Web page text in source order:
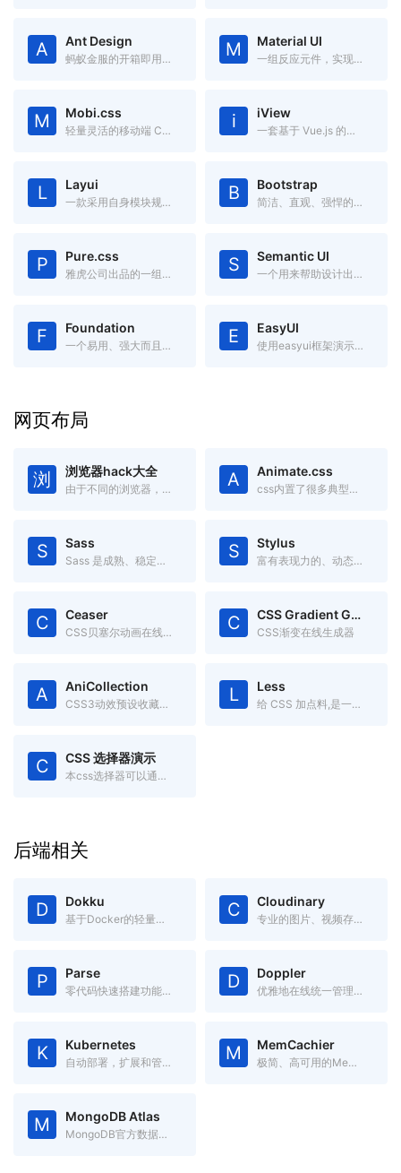
A Ant Design
蚂蚁金服的开箱即用的中台前端/设计解决方案 M Material UI
一组反应元件，实现谷歌的材料设计
M Mobi.css
轻量灵活的移动端 CSS 框架 i iView
一套基于 Vue.js 的高质量 UI 组件库
L Layui
一款采用自身模块规范编写的前端 UI 框架，遵循原生 HTML/CSS/JS 的书写与组织形式，门槛极低，拿来即用 B Bootstrap
简洁、直观、强悍的前端开发框架，让web开发更迅速、简单。
P Pure.css
雅虎公司出品的一组轻量级、响应式纯css模块,适用于任何Web项目 S Semantic UI
一个用来帮助设计出漂亮的、响应化、人性化的网络框架
F Foundation
一个易用、强大而且灵活的框架,用于构建基于任何设备上的 Web 应用。 E EasyUI
使用easyui框架演示如何轻松创建web页面
网页布局
浏 浏览器hack大全
由于不同的浏览器，对CSS的解析认识不一样，因此会导致生成的页面效果不一样，于是就有了针对不同的浏览器写不同的CSS code A Animate.css
css内置了很多典型的css3动画,兼容性好使用方便。
S Sass
Sass 是成熟、稳定、强大的 CSS 扩展语言。 S Stylus
富有表现力的、动态的、健壮的CSS
C Ceaser
CSS贝塞尔动画在线调试工具 C CSS Gradient Generator
CSS渐变在线生成器
A AniCollection
CSS3动效预设收藏集合 L Less
给 CSS 加点料,是一门向后兼容的 CSS 扩展语言。
C CSS 选择器演示
本css选择器可以通过本页面直观的理解 CSS 选择器的作用区域
后端相关
D Dokku
基于Docker的轻量级开源PasS，可通过git直接部署 C Cloudinary
专业的图片、视频存储管理服务，提供各种语言的API
P Parse
零代码快速搭建功能完备的App后端系统 D Doppler
优雅地在线统一管理各项配置，替代本地.env文件，跨语言跨平台
K Kubernetes
自动部署，扩展和管理容器化应用程序的开源系统 M MemCachier
极简、高可用的Memcache服务
M MongoDB Atlas
MongoDB官方数据库服务, 500M免费空间